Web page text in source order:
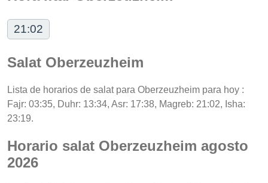
21:02
Salat Oberzeuzheim
Lista de horarios de salat para Oberzeuzheim para hoy :
Fajr: 03:35, Duhr: 13:34, Asr: 17:38, Magreb: 21:02, Isha:
23:19.
Horario salat Oberzeuzheim agosto
2026